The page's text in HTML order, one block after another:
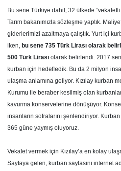
Bu sene Türkiye dahil, 32 ülkede
Tarım bakanımızla sözleşme yaptık.
giderlerimizi azaltmaya çalıştık. Yurt içi
iken, bu sene 735 Türk Lirası olarak
500 Türk Lirası olarak belirlendi. 2017
kurban için hedefledik. Bu da 2 milyon
ulaşma anlamına geliyor. Kızılay kurban
Kurumu ile beraber kesilmiş olan
kavurma konservelerine dönüşüyor.
insanların sofralarını şenlendiriyor.
365 güne yaymış oluyoruz.
Vekalet vermek için Kızılay’a en kolay
Sayfaya gelen, kurban sayfasını internet